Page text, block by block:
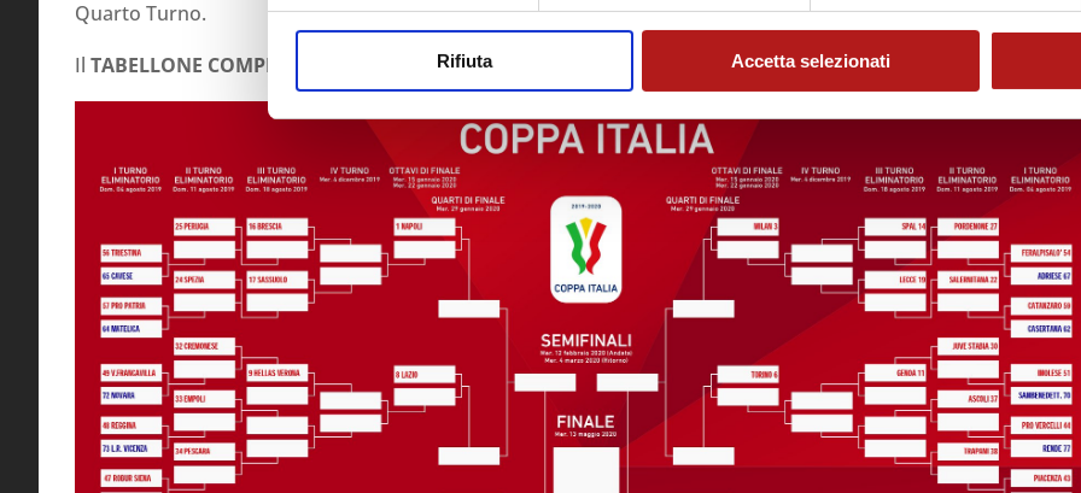
Rifiuta Accetta selezionati
Quarto Turno.
Il TABELLONE COMPLETO COPPA ITALIA 2019/20!